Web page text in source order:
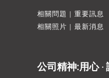
相關問題 | 重要訊息
相關照片 | 最新消息
公司精神:用心 ‧